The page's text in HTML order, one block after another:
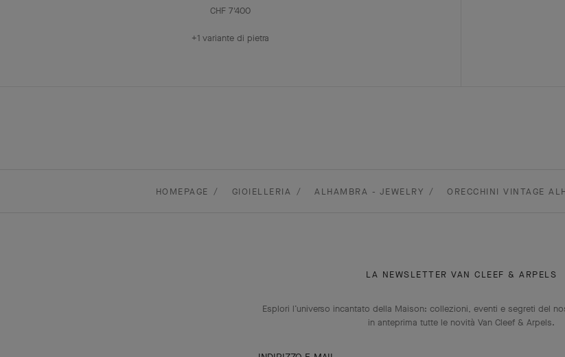
CHF 7'400
+1 variante di pietra
HOMEPAGE GIOIELLERIA ALHAMBRA - JEWELRY ORECCHINI VINTAGE
LA NEWSLETTER VAN CLEEF & ARPELS
Esplori l’universo incantato della Maison: collezioni, eventi e segreti del
in anteprima tutte le novità Van Cleef & Arpels.